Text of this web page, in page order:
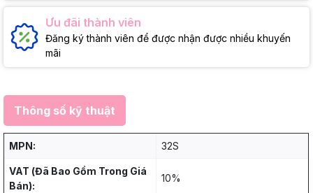
Ưu đãi thành viên
Đăng ký thành viên để được nhận được nhiều khuyến
mãi
Thông số kỹ thuật
MPN: 32S
VAT (Đã Bao Gồm Trong Giá
Bán):
10%